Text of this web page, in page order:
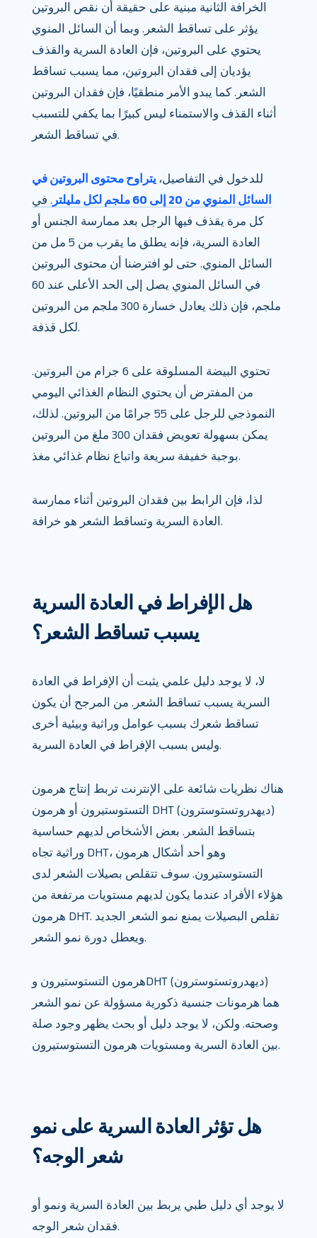
الخرافة الثانية مبنية على حقيقة أن نقص البروتين
يؤثر على تساقط الشعر. وبما أن السائل المنوي
يحتوي على البروتين، فإن العادة السرية والقذف
يؤديان إلى فقدان البروتين، مما يسبب تساقط
الشعر. كما يبدو الأمر منطقيًا، فإن فقدان البروتين
أثناء القذف والاستمناء ليس كبيرًا بما يكفي للتسبب
في تساقط الشعر.
للدخول في التفاصيل، يتراوح محتوى البروتين في
السائل المنوي من 20 إلى 60 ملجم لكل مليلتر
. في
كل مرة يقذف فيها الرجل بعد ممارسة الجنس أو
العادة السرية، فإنه يطلق ما يقرب من 5 مل من
السائل المنوي. حتى لو افترضنا أن محتوى البروتين
في السائل المنوي يصل إلى الحد الأعلى عند 60
ملجم، فإن ذلك يعادل خسارة 300 ملجم من البروتين
لكل قذفة.
تحتوي البيضة المسلوقة على 6 جرام من البروتين.
من المفترض أن يحتوي النظام الغذائي اليومي
النموذجي للرجل على 55 جرامًا من البروتين. لذلك،
يمكن بسهولة تعويض فقدان 300 ملغ من البروتين
بوجبة خفيفة سريعة واتباع نظام غذائي مغذ.
لذا، فإن الرابط بين فقدان البروتين أثناء ممارسة
العادة السرية وتساقط الشعر هو خرافة.
هل الإفراط في العادة السرية
يسبب تساقط الشعر؟
لا، لا يوجد دليل علمي يثبت أن الإفراط في العادة
السرية يسبب تساقط الشعر. من المرجح أن يكون
تساقط شعرك بسبب عوامل وراثية وبيئية أخرى
وليس بسبب الإفراط في العادة السرية.
هناك نظريات شائعة على الإنترنت تربط إنتاج هرمون
التستوستيرون أو هرمون DHT (ديهدروتستوسترون)
بتساقط الشعر. بعض الأشخاص لديهم حساسية
وراثية تجاه DHT، وهو أحد أشكال هرمون
التستوستيرون. سوف تتقلص بصيلات الشعر لدى
هؤلاء الأفراد عندما يكون لديهم مستويات مرتفعة من
هرمون DHT. تقلص البصيلات يمنع نمو الشعر الجديد
ويعطل دورة نمو الشعر.
هرمون التستوستيرون وDHT (ديهدروتستوسترون)
هما هرمونات جنسية ذكورية مسؤولة عن نمو الشعر
وصحته. ولكن، لا يوجد دليل أو بحث يظهر وجود صلة
بين العادة السرية ومستويات هرمون التستوستيرون.
هل تؤثر العادة السرية على نمو
شعر الوجه؟
لا يوجد أي دليل طبي يربط بين العادة السرية ونمو أو
فقدان شعر الوجه.